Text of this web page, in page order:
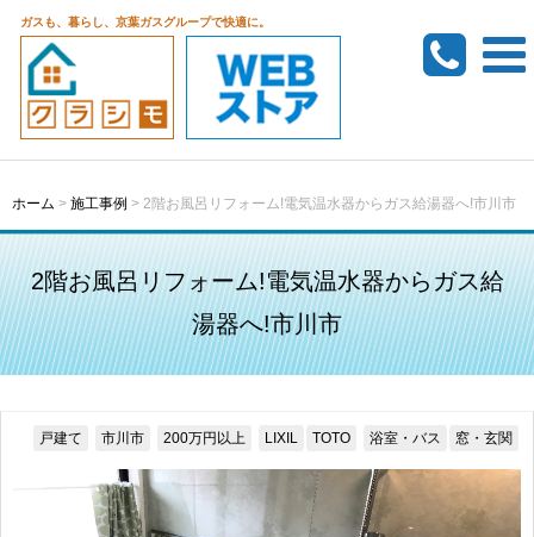
ガスも、暮らし、京葉ガスグループで快適に。
ホーム > 施工事例 > 2階お風呂リフォーム!電気温水器からガス給湯器へ!市川市
2階お風呂リフォーム!電気温水器からガス給
湯器へ!市川市
戸建て 市川市 200万円以上 LIXIL TOTO 浴室・バス 窓・玄関